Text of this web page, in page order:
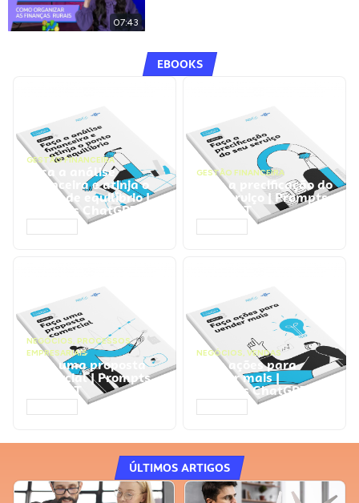
07:43
EBOOKS
GESTÃO FINANCEIRA
Faça a análise
financeira e atinja o
ponto de equilíbrio |
Prompts ChatGPT
GESTÃO FINANCEIRA
Faça a precificação do
seu serviço | Prompts
ChatGPT
NEGÓCIOS, PROCESSOS
EMPRESARIAIS
Faça uma proposta
comercial | Prompts
ChatGPT
NEGÓCIOS, VENDAS
Faça ações para
vender mais |
Prompts ChatGPT
ÚLTIMOS ARTIGOS